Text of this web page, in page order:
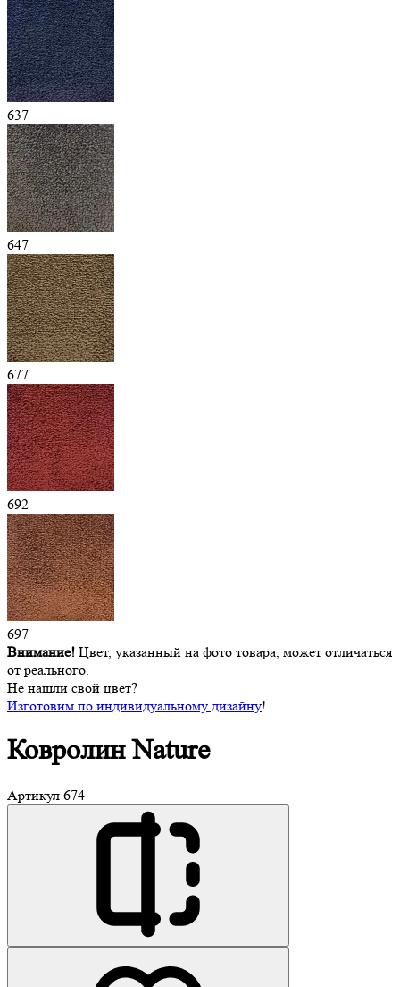
637
647
677
692
697
Внимание! Цвет, указанный на фото товара, может отличаться
от реального.
Не нашли свой цвет?
Изготовим по индивидуальному дизайну!
КовролинNature
Артикул 674